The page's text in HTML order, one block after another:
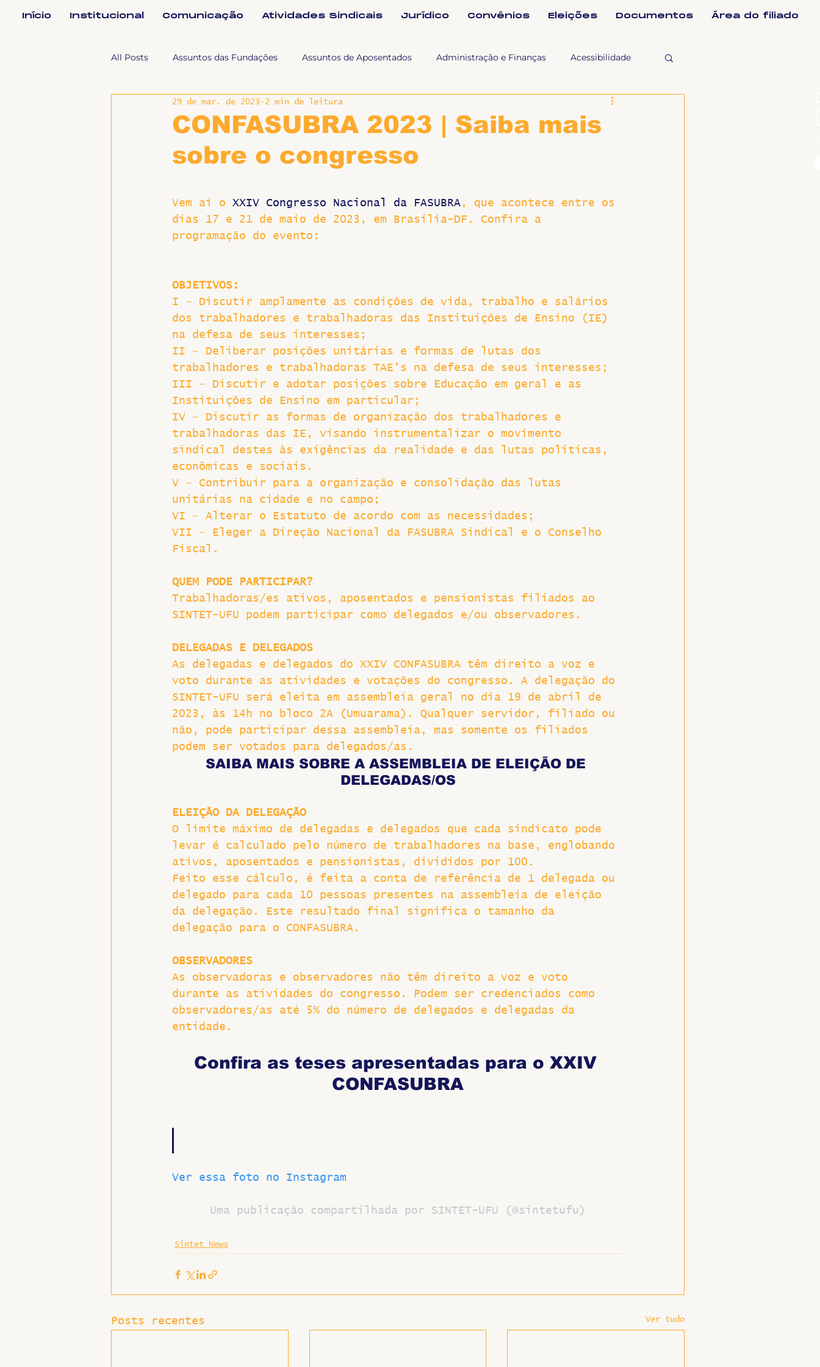
Início Institucional Comunicação Atividades Sindicais Jurídico Convênios Eleições Documentos Área do filiado
All Posts Assuntos das Fundações Assuntos de Aposentados Administração e Finanças Acessibilidade
Assuntos Jurídicos e Relação de Tra Fala SINTET-UFU
Coordenações Efetivos Documentos Formação e Relações Sindicais
Notícias Imprensa e comunicação Politicas Socias Antirracismo Suplentes
Hospitais e Saúde Pública Greve
CONFASUBRA 2023 | Saiba mais
sobre o congresso
29 de mar. de 2023 2 min de leitura
Vem aí o XXIV Congresso Nacional da FASUBRA , que acontece entre os
dias 17 e 21 de maio de 2023, em Brasília-DF. Confira a
programação do evento:
OBJETIVOS:
I – Discutir amplamente as condições de vida, trabalho e salários
dos trabalhadores e trabalhadoras das Instituições de Ensino (IE)
na defesa de seus interesses;
II – Deliberar posições unitárias e formas de lutas dos
trabalhadores e trabalhadoras TAE’s na defesa de seus interesses;
III – Discutir e adotar posições sobre Educação em geral e as
Instituições de Ensino em particular;
IV – Discutir as formas de organização dos trabalhadores e
trabalhadoras das IE, visando instrumentalizar o movimento
sindical destes às exigências da realidade e das lutas políticas,
econômicas e sociais.
V – Contribuir para a organização e consolidação das lutas
unitárias na cidade e no campo;
VI – Alterar o Estatuto de acordo com as necessidades;
VII – Eleger a Direção Nacional da FASUBRA Sindical e o Conselho
Fiscal.
QUEM PODE PARTICIPAR?
Trabalhadoras/es ativos, aposentados e pensionistas filiados ao
SINTET-UFU podem participar como delegados e/ou observadores.
DELEGADAS E DELEGADOS
As delegadas e delegados do XXIV CONFASUBRA têm direito a voz e
voto durante as atividades e votações do congresso. A delegação do
SINTET-UFU será eleita em assembleia geral no dia 19 de abril de
2023, às 14h no bloco 2A (Umuarama). Qualquer servidor, filiado ou
não, pode participar dessa assembleia, mas somente os filiados
podem ser votados para delegados/as.
SAIBA MAIS SOBRE A ASSEMBLEIA DE ELEIÇÃO DE
DELEGADAS/OS
ELEIÇÃO DA DELEGAÇÃO
O limite máximo de delegadas e delegados que cada sindicato pode
levar é calculado pelo número de trabalhadores na base, englobando
ativos, aposentados e pensionistas, divididos por 100.
Feito esse cálculo, é feita a conta de referência de 1 delegada ou
delegado para cada 10 pessoas presentes na assembleia de eleição
da delegação. Este resultado final significa o tamanho da
delegação para o CONFASUBRA.
OBSERVADORES
As observadoras e observadores não têm direito a voz e voto
durante as atividades do congresso. Podem ser credenciados como
observadores/as até 5% do número de delegados e delegadas da
entidade.
Confira as teses apresentadas para o XXIV
CONFASUBRA
Ver essa foto no Instagram
Uma publicação compartilhada por SINTET-UFU (@sintetufu)
Sintet News
Posts recentes Ver tudo